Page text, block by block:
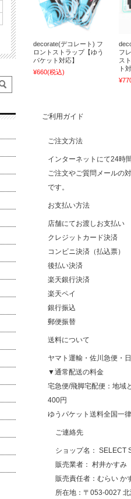
decorate(デコレート) フ
ロントストラップ【ゆう
パケット対応】
¥660(税込)
フ
ス
ト
ご利用ガイド
ご注文方法
インターネットにて24時
ご注文やご質問メールの
です。
お支払い方法
店舗にてお渡しお支払い
クレジットカード決済
コンビニ決済（払込票）
後払い決済
楽天銀行決済
楽天ペイ
銀行振込
郵便振替
送料について
ヤマト運輸・佐川急便・
▼通常配送の料金
宅急便/飛脚宅配便：地域
400円
ゆうパケット送料全国一
ご連絡先
ショップ名： SELECT
販売業者： 村井かすみ
販売責任者：むらい か
所在地：〒053-0027